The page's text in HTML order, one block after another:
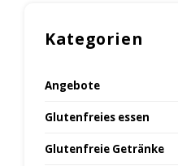
Kategorien
Angebote
Glutenfreies essen
Glutenfreie Getränke